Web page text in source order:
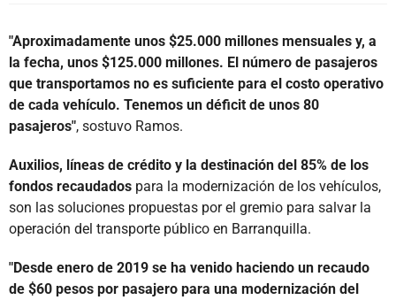
"Aproximadamente unos $25.000 millones mensuales y, a
la fecha, unos $125.000 millones. El número de pasajeros
que transportamos no es suficiente para el costo operativo
de cada vehículo. Tenemos un déficit de unos 80
pasajeros", sostuvo Ramos.
Auxilios, líneas de crédito y la destinación del 85% de los
fondos recaudados para la modernización de los vehículos,
son las soluciones propuestas por el gremio para salvar la
operación del transporte público en Barranquilla.
"Desde enero de 2019 se ha venido haciendo un recaudo
de $60 pesos por pasajero para una modernización del